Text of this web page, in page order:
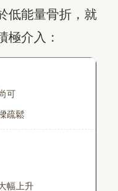
低能量骨折，就
極介入：
可
疏鬆
幅上升